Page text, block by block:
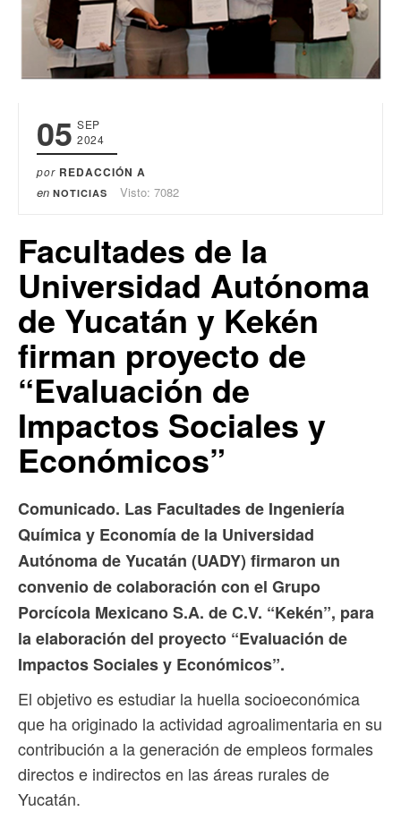
05 SEP
2024
por REDACCIÓN A
en NOTICIAS Visto: 7082
Facultades de la
Universidad Autónoma
de Yucatán y Kekén
firman proyecto de
“Evaluación de
Impactos Sociales y
Económicos”
Comunicado. Las Facultades de Ingeniería
Química y Economía de la Universidad
Autónoma de Yucatán (UADY) firmaron un
convenio de colaboración con el Grupo
Porcícola Mexicano S.A. de C.V. “Kekén”, para
la elaboración del proyecto “Evaluación de
Impactos Sociales y Económicos”.
El objetivo es estudiar la huella socioeconómica
que ha originado la actividad agroalimentaria en su
contribución a la generación de empleos formales
directos e indirectos en las áreas rurales de
Yucatán.